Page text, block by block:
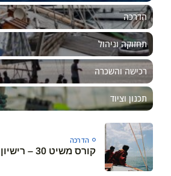
Your cart is empty
הדרכה
תחזוקה וניהול
רכישה והשכרה
תכנון וציוד
הדרכה
קורס משיט 30 – רישיון סקיפר